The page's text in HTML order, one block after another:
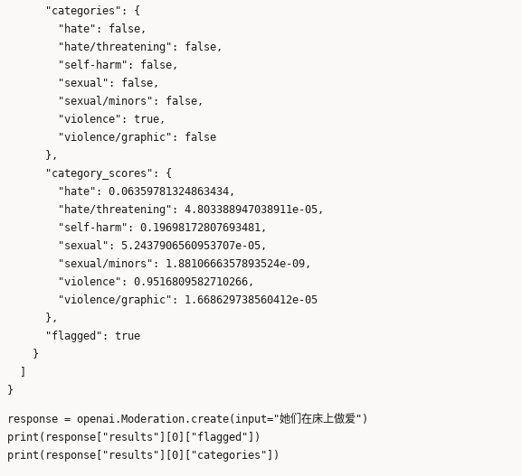
      "categories": {
        "hate": false,
        "hate/threatening": false,
        "self-harm": false,
        "sexual": false,
        "sexual/minors": false,
        "violence": true,
        "violence/graphic": false
      },
      "category_scores": {
        "hate": 0.06359781324863434,
        "hate/threatening": 4.803388947038911e-05,
        "self-harm": 0.19698172807693481,
        "sexual": 5.2437906560953707e-05,
        "sexual/minors": 1.8810666357893524e-09,
        "violence": 0.9516809582710266,
        "violence/graphic": 1.668629738560412e-05
      },
      "flagged": true
    }
response = openai.Moderation.create(input="她们在床上做爱")
print(response["results"][0]["flagged"])